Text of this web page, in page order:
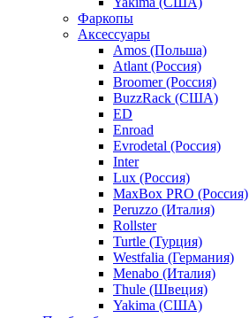
Фаркопы
Аксессуары
Amos (Польша)
Atlant (Россия)
Broomer (Россия)
BuzzRack (США)
ED
Enroad
Evrodetal (Россия)
Inter
Lux (Россия)
MaxBox PRO (Россия)
Peruzzo (Италия)
Rollster
Turtle (Турция)
Westfalia (Германия)
Menabo (Италия)
Thule (Швеция)
Yakima (США)